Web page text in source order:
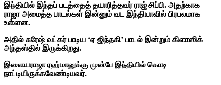
இந்தியில் இந்தப் படத்தைத் தயாரித்தவர் ராஜ் சிப்பி. அதற்காக
ராஜா அமைத்த பாடல்கள் இன்னும் வட இந்தியாவில் பிரபலமாக
உள்ளன.
அதில் சுரேஷ் வட்கர் பாடிய ‘ஏ ஜிந்தகி’ பாடல் இன்றும் கிளாஸிக்
அந்தஸ்தில் இருக்கிறது.
இளையராஜா ரஹ்மானுக்கு முன்பே இந்தியில் கொடி
நாட்டியிருக்கவேண்டியவர்.